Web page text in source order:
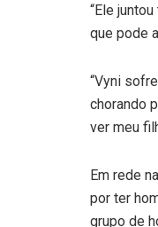
“Ele
que pode
“Vyni
chorando
ver meu
Em rede
por ter
grupo de